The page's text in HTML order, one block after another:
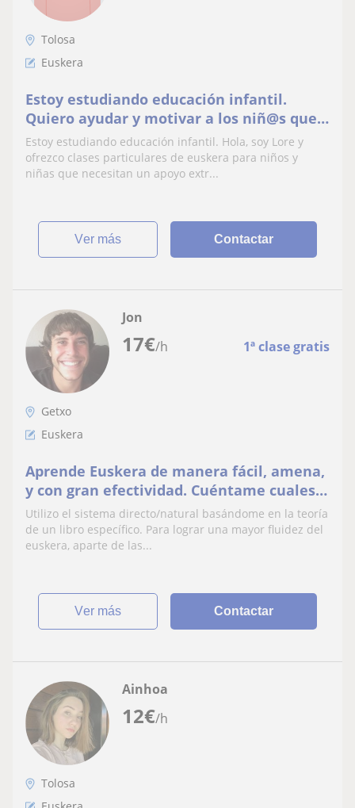
Tolosa
Euskera
Estoy estudiando educación infantil.
Quiero ayudar y motivar a los niñ@s que
tienen dificultades para estudia
Estoy estudiando educación infantil. Hola, soy Lore y
ofrezco clases particulares de euskera para niños y
niñas que necesitan un apoyo extr...
ver más Contactar
17€/h 1ª clase gratis
Jon
Getxo
Euskera
Aprende Euskera de manera fácil, amena,
y con gran efectividad. Cuéntame cuales
son tus objetivos, empecemos!
Utilizo el sistema directo/natural basándome en la teoría
de un libro específico. Para lograr una mayor fluidez del
euskera, aparte de las...
ver más Contactar
12€/h
Ainhoa
Tolosa